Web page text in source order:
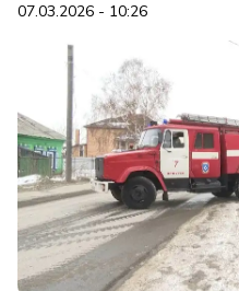
07.03.2026 - 10:26